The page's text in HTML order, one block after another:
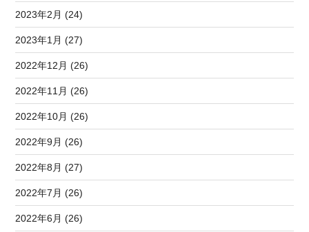
2023年2月 (24)
2023年1月 (27)
2022年12月 (26)
2022年11月 (26)
2022年10月 (26)
2022年9月 (26)
2022年8月 (27)
2022年7月 (26)
2022年6月 (26)